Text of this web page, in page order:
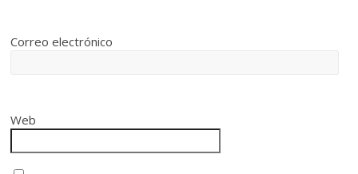
Correo electrónico
Web